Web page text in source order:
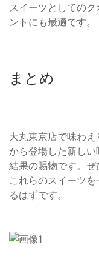
スイーツとしての
ントにも最適です。
まとめ
大丸東京店で味わ
から登場した新し
結果の賜物です。
これらのスイーツ
るはずです。